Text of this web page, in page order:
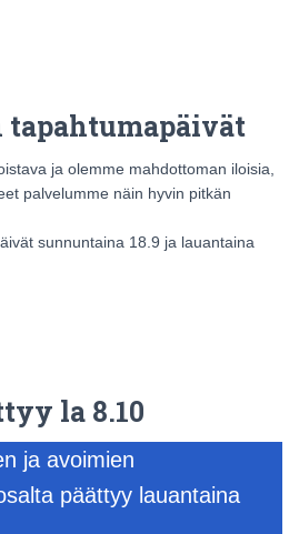
tapahtumapäivät
ja olemme mahdottoman iloisia,
palvelumme näin hyvin pitkän
sunnuntaina 18.9 ja lauantaina
la 8.10
ja avoimien
päättyy lauantaina